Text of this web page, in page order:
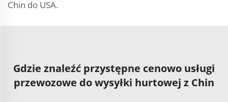
Chin do USA.
Gdzie znaleźć przystępne cenowo usługi
przewozowe do wysyłki hurtowej z Chin